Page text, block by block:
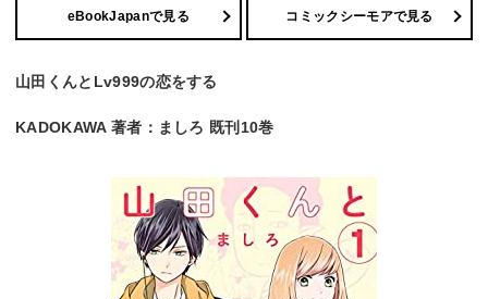
eBookJapanで見る コミックシーモアで見る
山田くんとLv999の恋をする
KADOKAWA 著者：ましろ 既刊10巻